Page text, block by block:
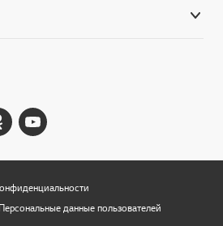
Персональные данные пользователей